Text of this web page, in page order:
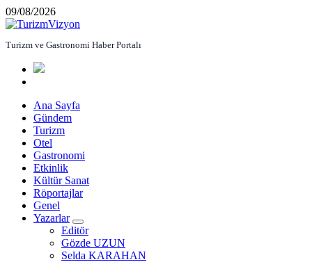
İçeriğe
atla
09/08/2026
Turizm ve Gastronomi Haber Portalı
Ana Sayfa
Gündem
Turizm
Otel
Gastronomi
Etkinlik
Kültür Sanat
Röportajlar
Genel
Yazarlar
Editör
Gözde UZUN
Selda KARAHAN